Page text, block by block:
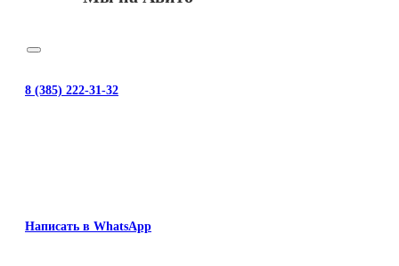
8 (385) 222-31-32
Написать в WhatsApp